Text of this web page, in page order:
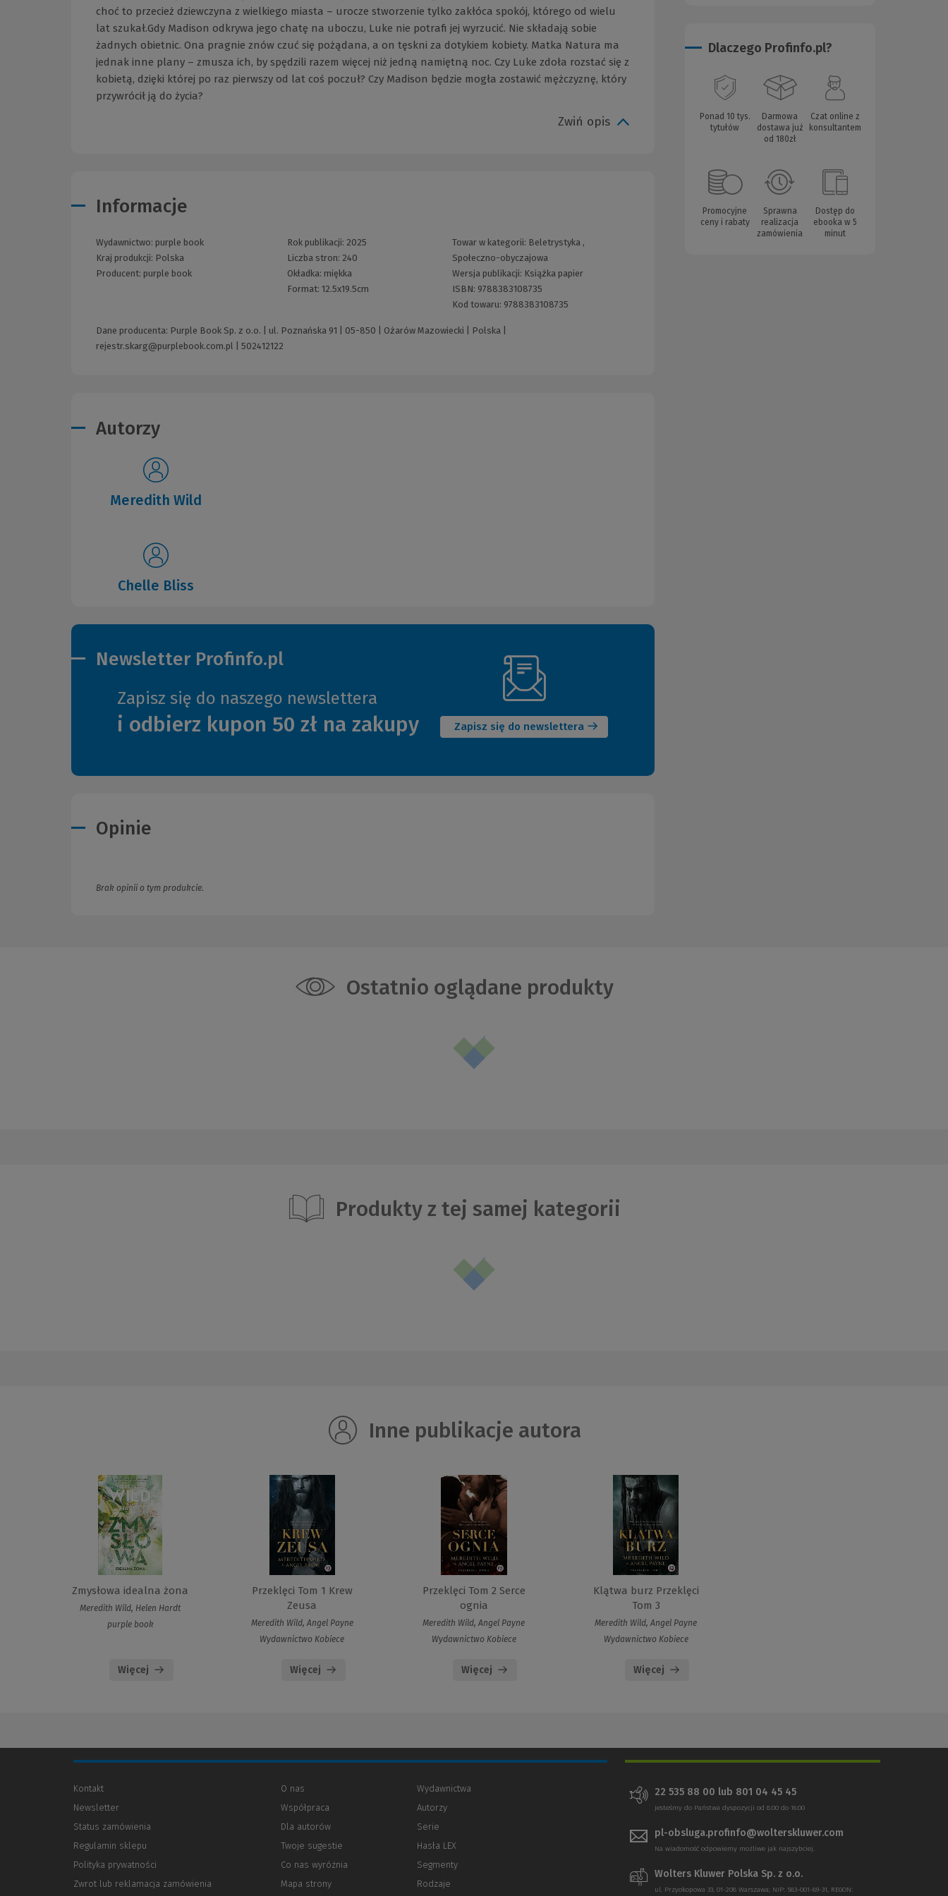
choć to przecież dziewczyna z wielkiego miasta – urocze stworzenie tylko zakłóca spokój, którego od wielu
lat szukał.Gdy Madison odkrywa jego chatę na uboczu, Luke nie potrafi jej wyrzucić. Nie składają sobie
żadnych obietnic. Ona pragnie znów czuć się pożądana, a on tęskni za dotykiem kobiety. Matka Natura ma
jednak inne plany – zmusza ich, by spędzili razem więcej niż jedną namiętną noc. Czy Luke zdoła rozstać się z
kobietą, dzięki której po raz pierwszy od lat coś poczuł? Czy Madison będzie mogła zostawić mężczyznę, który
przywrócił ją do życia?
Zwiń opis
Informacje
Wydawnictwo: purple book
Kraj produkcji: Polska
Producent: purple book
Rok publikacji: 2025
Liczba stron: 240
Okładka: miękka
Format: 12.5x19.5cm
Towar w kategorii: Beletrystyka,
Społeczno-obyczajowa
Wersja publikacji: Książka papier
ISBN: 9788383108735
Kod towaru: 9788383108735
Dane producenta: Purple Book Sp. z o.o. | ul. Poznańska 91 | 05-850 | Ożarów Mazowiecki | Polska |
rejestr.skarg@purplebook.com.pl
502412122
Autorzy
Meredith Wild
Chelle Bliss
Newsletter Profinfo.pl
Zapisz się do naszego newslettera
i odbierz kupon 50 zł na zakupy Zapisz się do newslettera
okno)
Opinie
Brak opinii o tym produkcie.
Dlaczego Profinfo.pl?
Ponad 10 tys.
tytułów
Darmowa
dostawa już
od 180zł
Czat online z
konsultantem
Promocyjne
ceny i rabaty
Sprawna
realizacja
zamówienia
Dostęp do
ebooka w 5
minut
Ostatnio oglądane produkty
Produkty z tej samej kategorii
Inne publikacje autora
Zmysłowa idealna żona
Meredith Wild, Helen Hardt
purple book
Więcej
Przeklęci Tom 1 Krew
Zeusa
Meredith Wild, Angel Payne
Wydawnictwo Kobiece
Więcej
Przeklęci Tom 2 Serce
ognia
Meredith Wild, Angel Payne
Wydawnictwo Kobiece
Więcej
Klątwa burz Przeklęci
Tom 3
Meredith Wild, Angel Payne
Wydawnictwo Kobiece
Więcej
Kontakt
Newsletter
Status zamówienia
Regulamin sklepu
Polityka prywatności
innej
Zwrot lub reklamacja zamówienia
O nas
Współpraca
Dla autorów
innej
strony)
Twoje sugestie
Co nas wyróżnia
Mapa strony
Wydawnictwa
Autorzy
Serie
Hasła LEX
Segmenty
Rodzaje
22 535 88 00 lub 801 04 45 45
Jesteśmy do Państwa dyspozycji od 8:00 do 16:00
pl-obsluga.profinfo@wolterskluwer.com
Na wiadomość odpowiemy możliwe jak najszybciej.
Wolters Kluwer Polska Sp. z o.o.
ul. Przyokopowa 33, 01-208 Warszawa; NIP: 583-001-89-31, REGON: